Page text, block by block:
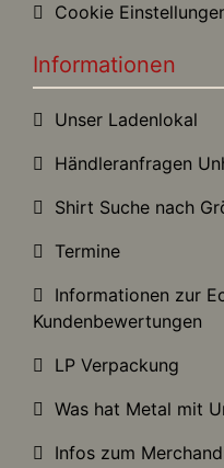
Cookie
Informationen
Unser Ladenlokal
Händleranfragen
Shirt Suche nach
Termine
Informationen zur
Kundenbewertungen
LP Verpackung
Was hat Metal mit
Infos zum